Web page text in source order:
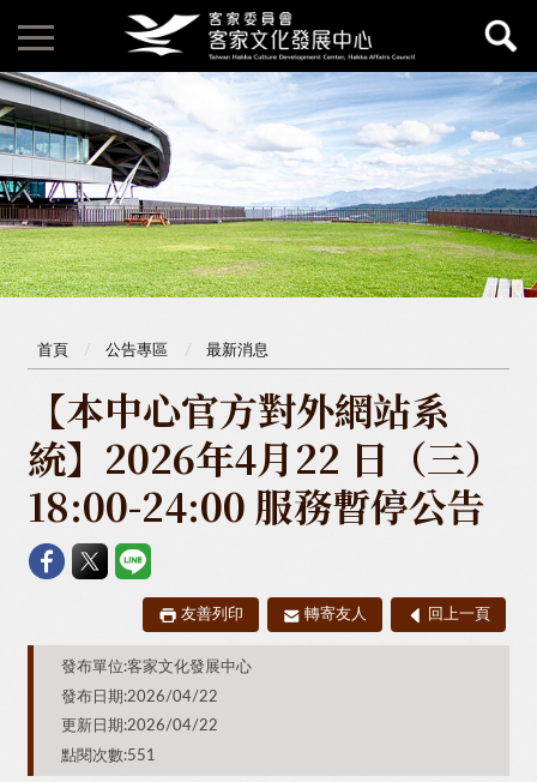
首頁 公告專區 最新消息
【本中心官方對外網站系
統】2026年4月22 日（三）
18:00-24:00 服務暫停公告
友善列印 轉寄友人 回上一頁
發布單位:客家文化發展中心
發布日期:2026/04/22
更新日期:2026/04/22
點閱次數:551